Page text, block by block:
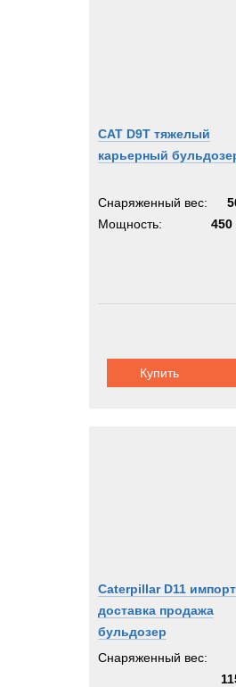
CAT D9T тяжелый
карьерный
Снаряженный вес:
Мощность:
450
Купить
Caterpillar D11 импорт
доставка продажа
бульдозер
Снаряженный вес: